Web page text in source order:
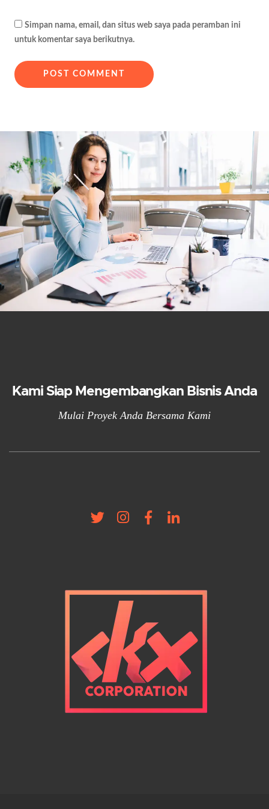
Simpan nama, email, dan situs web saya pada peramban ini
untuk komentar saya berikutnya.
Kami Siap Mengembangkan Bisnis Anda
Mulai Proyek Anda Bersama Kami